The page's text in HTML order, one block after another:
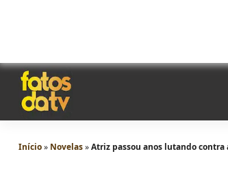
Início» Novelas»Atriz passou anos lutando